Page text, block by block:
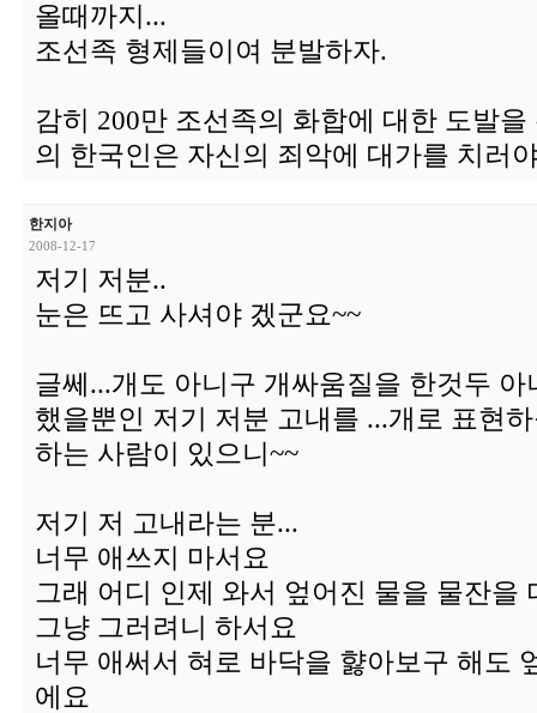
올때까지...
조선족 형제들이여 분발하자.
감히 200만 조선족의 화합에 대한 도발
의 한국인은 자신의 죄악에 대가를 치러
한지아
2008-12-17
저기 저분..
눈은 뜨고 사셔야 겠군요~~
글쎄...개도 아니구 개싸움질을 한것두
했을뿐인 저기 저분 고내를 ...개로 표현
하는 사람이 있으니~~
저기 저 고내라는 분...
너무 애쓰지 마서요
그래 어디 인제 와서 엎어진 물을 물잔을
그냥 그러려니 하서요
너무 애써서 혀로 바닥을 햟아보구 해도
에요